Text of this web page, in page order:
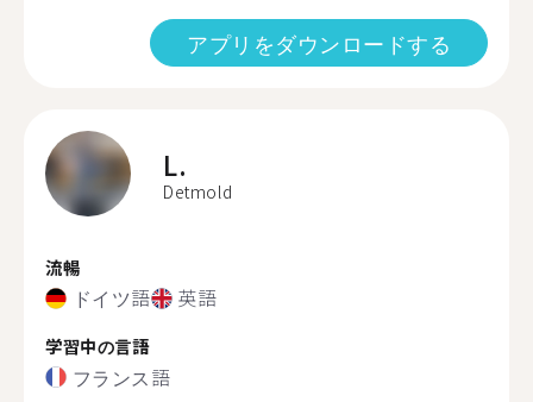
アプリをダウンロードする
L.
Detmold
流暢
ドイツ語 英語
学習中の言語
フランス語